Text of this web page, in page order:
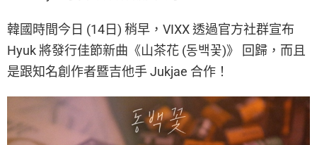
韓國時間今日 (14日) 稍早，VIXX 透過官方社群宣布
Hyuk 將發行佳節新曲《山茶花 (동백꽃)》 回歸，而且
是跟知名創作者暨吉他手 Jukjae 合作！